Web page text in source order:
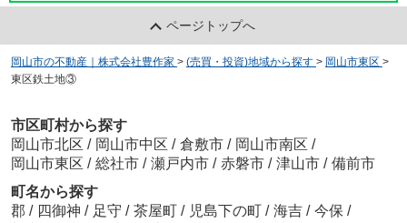
ページトップへ
岡山市の不動産｜株式会社豊作家 > (売買・投資)地域から探す > 岡山市東区 >
東区鉄土地③
市区町村から探す
岡山市北区 / 岡山市中区 / 倉敷市 / 岡山市南区 /
岡山市東区 / 総社市 / 瀬戸内市 / 赤磐市 / 津山市 / 備前市
町名から探す
郡 / 四御神 / 足守 / 茶屋町 / 児島下の町 / 海吉 / 今保 /